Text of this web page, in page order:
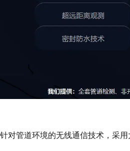
针对管道环境的无线通信技术，采